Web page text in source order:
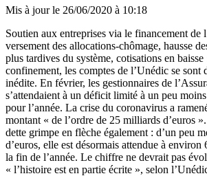
Mis à jour le 26/06/2020 à 10:18
Soutien aux entreprises via le financement de
versement des allocations-chômage, hausse
plus tardives du système, cotisations en
confinement, les comptes de l’Unédic se sont
inédite. En février, les gestionnaires de
s’attendaient à un déficit limité à un peu
pour l’année. La crise du coronavirus a
montant « de l’ordre de 25 milliards d’euros
dette grimpe en flèche également : d’un peu
d’euros, elle est désormais attendue à environ
la fin de l’année. Le chiffre ne devrait pas
« l’histoire est en partie écrite », selon